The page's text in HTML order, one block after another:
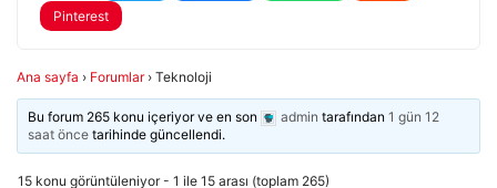
Pinterest
Ana sayfa › Forumlar › Teknoloji
Bu forum 265 konu içeriyor ve en son admin tarafından1 gün 12
saat önce tarihinde güncellendi.
15 konu görüntüleniyor - 1 ile 15 arası (toplam 265)